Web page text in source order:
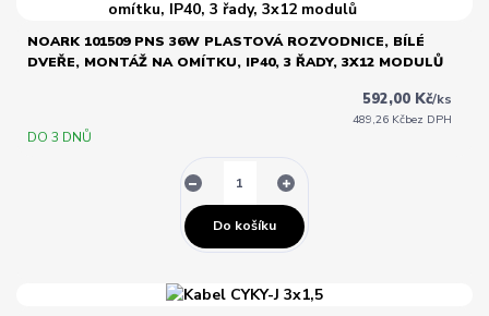
NOARK 101509 PNS 36W PLASTOVÁ ROZVODNICE, BÍLÉ
DVEŘE, MONTÁŽ NA OMÍTKU, IP40, 3 ŘADY, 3X12 MODULŮ
592,00 Kč/ks
489,26 Kčbez DPH
DO 3 DNŮ
Do košíku